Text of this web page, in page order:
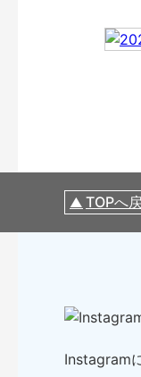
TOPへ
Instagram